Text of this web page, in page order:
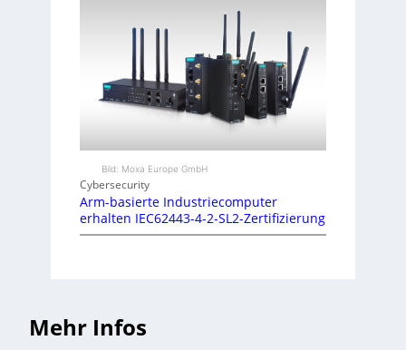
Bild: Moxa Europe GmbH
Cybersecurity
Arm-basierte Industriecomputer
erhalten IEC62443-4-2-SL2-Zertifizierung
Mehr Infos